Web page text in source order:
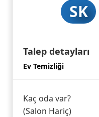
SK
Talep detayları
Ev Temizliği
Kaç oda var?
(Salon Hariç)